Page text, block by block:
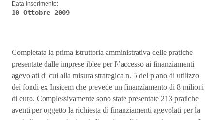
Data inserimento:
10 Ottobre 2009
Completata la prima istruttoria amministrativa delle pratiche
presentate dalle imprese iblee per l\’accesso ai finanziamenti
agevolati di cui alla misura strategica n. 5 del piano di utilizzo
dei fondi ex Insicem che prevede un finanziamento di 8 milioni
di euro. Complessivamente sono state presentate 213 pratiche
aventi per oggetto la richiesta di finanziamenti agevolati per la